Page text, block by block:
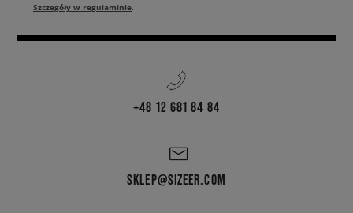
Szczegóły w regulaminie.
+48 12 681 84 84
SKLEP@SIZEER.COM